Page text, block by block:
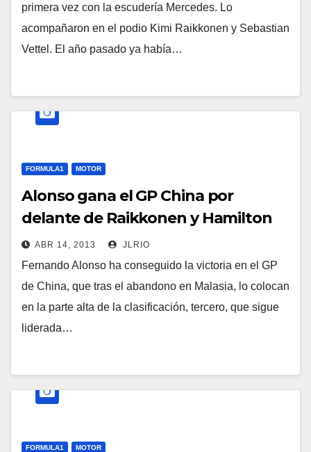
primera vez con la escudería Mercedes. Lo
acompañaron en el podio Kimi Raikkonen y Sebastian
Vettel. El año pasado ya había…
FORMULA1 MOTOR
Alonso gana el GP China por
delante de Raikkonen y Hamilton
ABR 14, 2013 JLRIO
Fernando Alonso ha conseguido la victoria en el GP
de China, que tras el abandono en Malasia, lo colocan
en la parte alta de la clasificación, tercero, que sigue
liderada…
FORMULA1 MOTOR